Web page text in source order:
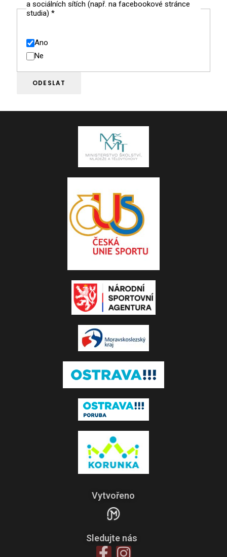
a sociálních sítích (např. na facebookové stránce
studia) *
Ano
Ne
ODESLAT
Vytvořeno
Sledujte nás